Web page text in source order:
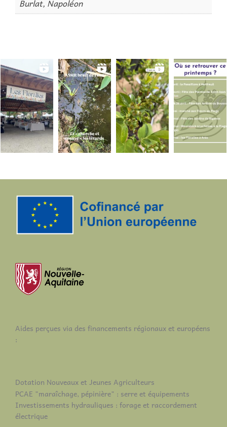
Burlat, Napoléon
Aides perçues via des financements régionaux et européens
:
Dotation Nouveaux et Jeunes Agriculteurs
PCAE "maraîchage, pépinière" : serre et équipements
Investissements hydrauliques : forage et raccordement
électrique